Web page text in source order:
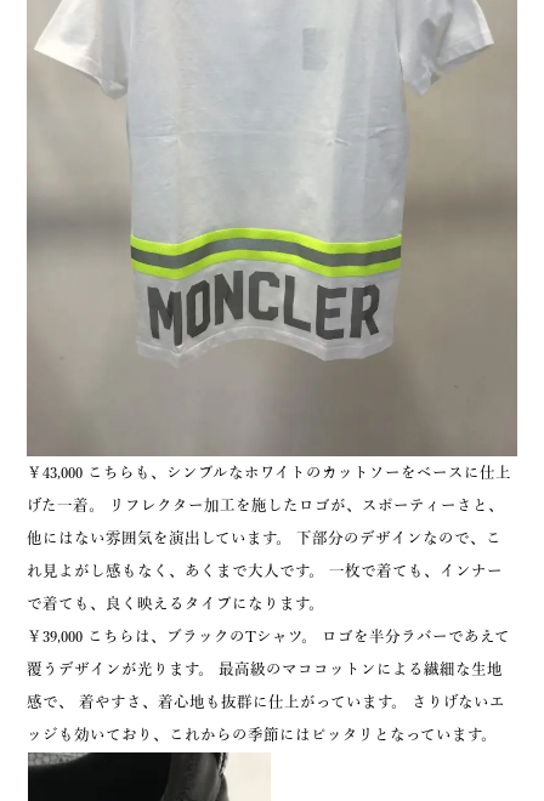
￥43,000 こちらも、シンプルなホワイトのカットソーをベースに仕上
げた一着。 リフレクター加工を施したロゴが、スポーティーさと、
他にはない雰囲気を演出しています。 下部分のデザインなので、こ
れ見よがし感もなく、あくまで大人です。 一枚で着ても、インナー
で着ても、良く映えるタイプになります。
￥39,000 こちらは、ブラックのTシャツ。 ロゴを半分ラバーであえて
覆うデザインが光ります。 最高級のマココットンによる繊細な生地
感で、 着やすさ、着心地も抜群に仕上がっています。 さりげないエ
ッジも効いており、これからの季節にはピッタリとなっています。